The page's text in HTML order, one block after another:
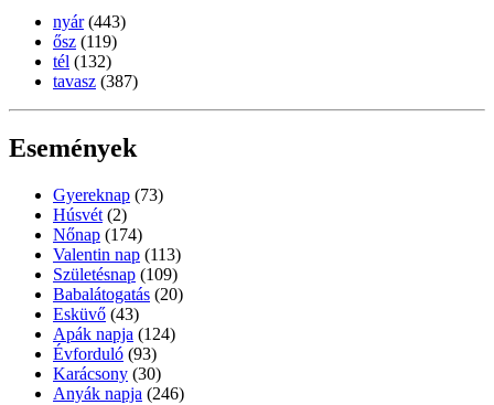
nyár (443)
ősz (119)
tél (132)
tavasz (387)
Események
Gyereknap (73)
Húsvét (2)
Nőnap (174)
Valentin nap (113)
Születésnap (109)
Babalátogatás (20)
Esküvő (43)
Apák napja (124)
Évforduló (93)
Karácsony (30)
Anyák napja (246)